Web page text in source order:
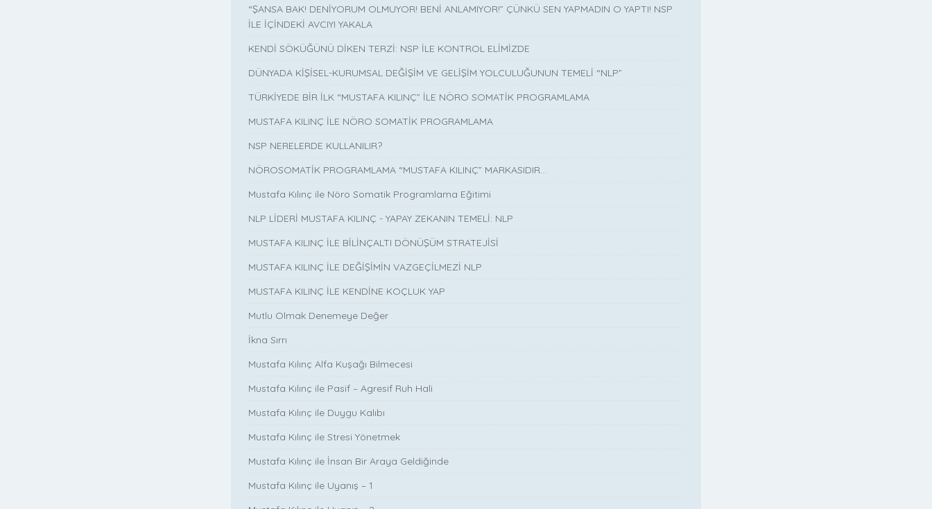
“ŞANSA BAK! DENİYORUM OLMUYOR! BENİ ANLAMIYOR!” ÇÜNKÜ SEN YAPMADIN O YAPTI! NSP
İLE İÇİNDEKİ AVCIYI YAKALA
KENDİ SÖKÜĞÜNÜ DİKEN TERZİ: NSP İLE KONTROL ELİMİZDE
DÜNYADA KİŞİSEL-KURUMSAL DEĞİŞİM VE GELİŞİM YOLCULUĞUNUN TEMELİ “NLP”
TÜRKİYEDE BİR İLK “MUSTAFA KILINÇ” İLE NÖRO SOMATİK PROGRAMLAMA
MUSTAFA KILINÇ İLE NÖRO SOMATİK PROGRAMLAMA
NSP NERELERDE KULLANILIR?
NÖROSOMATİK PROGRAMLAMA “MUSTAFA KILINÇ” MARKASIDIR…
Mustafa Kılınç ile Nöro Somatik Programlama Eğitimi
NLP LİDERİ MUSTAFA KILINÇ - YAPAY ZEKANIN TEMELİ: NLP
MUSTAFA KILINÇ İLE BİLİNÇALTI DÖNÜŞÜM STRATEJİSİ
MUSTAFA KILINÇ İLE DEĞİŞİMİN VAZGEÇİLMEZİ NLP
MUSTAFA KILINÇ İLE KENDİNE KOÇLUK YAP
Mutlu Olmak Denemeye Değer
İkna Sırrı
Mustafa Kılınç Alfa Kuşağı Bilmecesi
Mustafa Kılınç ile Pasif – Agresif Ruh Hali
Mustafa Kılınç ile Duygu Kalıbı
Mustafa Kılınç ile Stresi Yönetmek
Mustafa Kılınç ile İnsan Bir Araya Geldiğinde
Mustafa Kılınç ile Uyanış – 1